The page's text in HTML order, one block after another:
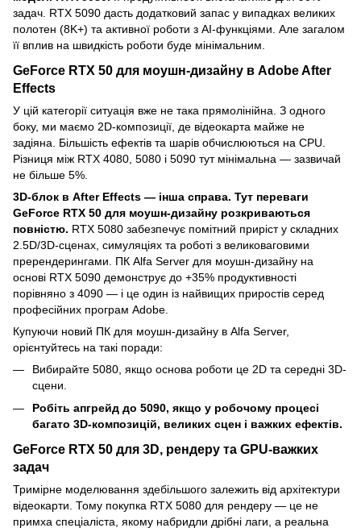
задач. RTX 5090 дасть додатковий запас у випадках великих
полотен (8K+) та активної роботи з AI-функціями. Але загалом
її вплив на швидкість роботи буде мінімальним.
GeForce RTX 50 для моушн-дизайну в Adobe After
Effects
У цій категорії ситуація вже не така прямолінійна. З одного
боку, ми маємо 2D-композиції, де відеокарта майже не
задіяна. Більшість ефектів та шарів обчислюються на CPU.
Різниця між RTX 4080, 5080 і 5090 тут мінімальна — зазвичай
не більше 5%.
3D-блок в After Effects — інша справа. Тут переваги
GeForce RTX 50 для моушн-дизайну розкриваються
повністю. RTX 5080 забезпечує помітний приріст у складних
2.5D/3D-сценах, симуляціях та роботі з великоваговими
пререндерингами. ПК Alfa Server для моушн-дизайну на
основі RTX 5090 демонструє до +35% продуктивності
порівняно з 4090 — і це один із найвищих приростів серед
професійних програм Adobe.
Купуючи новий ПК для моушн-дизайну в Alfa Server,
орієнтуйтесь на такі поради:
Вибирайте 5080, якщо основа роботи це 2D та середні 3D-
сцени.
Робіть апгрейд до 5090, якщо у робочому процесі
багато 3D-композицій, великих сцен і важких ефектів.
GeForce RTX 50 для 3D, рендеру та GPU-важких
задач
Тримірне моделювання здебільшого залежить від архітектури
відеокарти. Тому покупка RTX 5080 для рендеру — це не
примха спеціаліста, якому набридли дрібні лаги, а реальна